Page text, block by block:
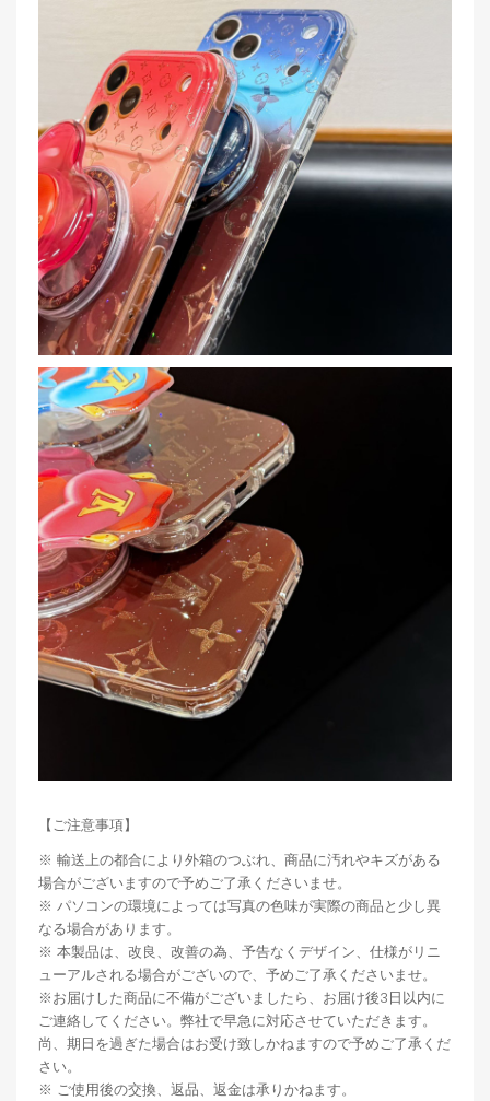
【ご注意事項】
※ 輸送上の都合により外箱のつぶれ、商品に汚れやキズがある
場合がございますので予めご了承くださいませ。
※ パソコンの環境によっては写真の色味が実際の商品と少し異
なる場合があります。
※ 本製品は、改良、改善の為、予告なくデザイン、仕様がリニ
ューアルされる場合がございので、予めご了承くださいませ。
※お届けした商品に不備がございましたら、お届け後3日以内に
ご連絡してください。弊社で早急に対応させていただきます。
尚、期日を過ぎた場合はお受け致しかねますので予めご了承くだ
さい。
※ ご使用後の交換、返品、返金は承りかねます。